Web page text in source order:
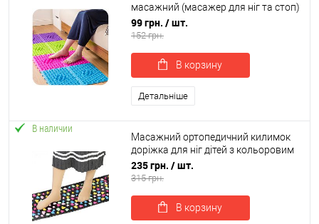
масажний (масажер для ніг та стоп)
OSPORT 24*30cm (MS 1952)
99 грн. / шт.
152 грн.
В корзину
Детальніше
В наличии
Масажний ортопедичний килимок
доріжка для ніг дітей з кольоровим
камінням 70см OSPORT (MS 1953-2)
235 грн. / шт.
315 грн.
В корзину